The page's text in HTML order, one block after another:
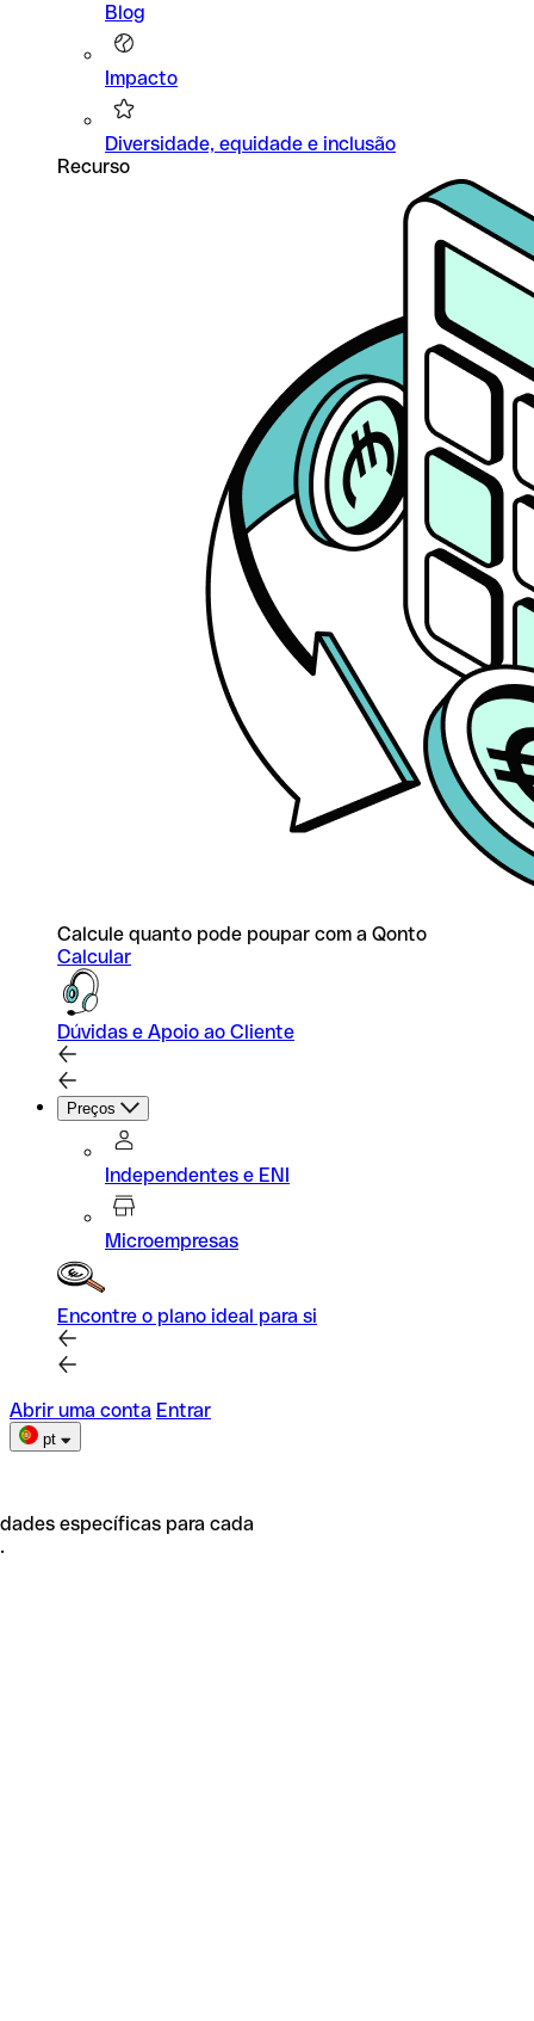
Blog
Impacto
Diversidade, equidade e inclusão
Recurso
Calcule quanto pode poupar com a Qonto
Calcular
Dúvidas e Apoio ao Cliente
Preços
Independentes e ENI
Microempresas
Encontre o plano ideal para si
Abrir uma conta Entrar
pt
específicas para cada